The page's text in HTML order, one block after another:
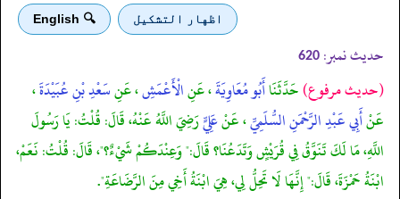
اظهار التشكيل 🔍 English
حدیث نمبر: 620
(حديث مرفوع)حَدَّثَنَاأَبُو مُعَاوِيَةَ، عَنِالْأَعْمَشِ، عَنِسَعْدِ بْنِ عُبَيْدَةَ،
عَنْأَبِي عَبْدِ الرَّحْمَنِ السُّلَمِيِّ، عَنْعَلِيٍّرَضِيَ اللَّهُ عَنْهُ، قَالَ: قُلْتُ: يَا رَسُولَ
اللَّهِ، مَا لَكَ تَنَوَّقُ فِي قُرَيْشٍ وَتَدَعُنَا؟ قَالَ:" وَعِنْدَكُمْ شَيْءٌ؟"، قَالَ: قُلْتُ: نَعَمْ،
ابْنَةُ حَمْزَةَ، قَالَ:" إِنَّهَا لَا تَحِلُّ لِي، هِيَ ابْنَةُ أَخِي مِنَ الرَّضَاعَةِ".